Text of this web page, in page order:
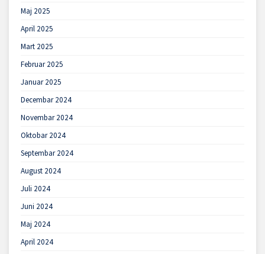
Maj 2025
April 2025
Mart 2025
Februar 2025
Januar 2025
Decembar 2024
Novembar 2024
Oktobar 2024
Septembar 2024
August 2024
Juli 2024
Juni 2024
Maj 2024
April 2024